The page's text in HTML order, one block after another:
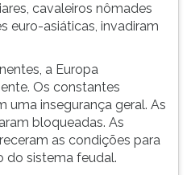
cavaleiros nômades
euro-asiáticas, invadiram
a Europa
Os constantes
uma insegurança geral. As
bloqueadas. As
as condições para
do sistema feudal.